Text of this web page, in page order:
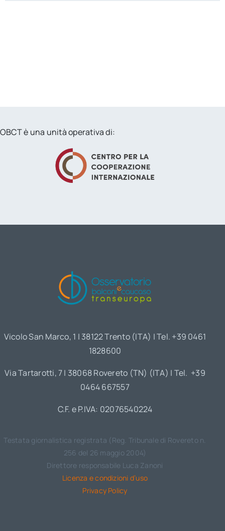
OBCT è una unità operativa di:
Vicolo San Marco, 1 | 38122 Trento (ITA) | Tel. +39 0461
1828600
Via Tartarotti, 7 | 38068 Rovereto (TN) (ITA) | Tel. +39
0464 667557
C.F. e P.IVA: 02076540224
Testata giornalistica registrata (Reg. Tribunale di Rovereto n.
256 del 26 maggio 2004)
Direttore responsabile Luca Zanoni
Licenza e condizioni d’uso
Privacy Policy